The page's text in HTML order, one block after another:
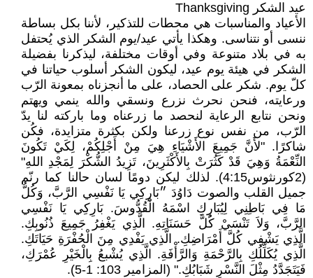
عيد الشكر Thanksgiving
الأعياد والمناسبات هي محطات للتذكير، لأننا بكل بساطة
ننسى أو نتناسى. وهكذا يأتي عيد/يوم الشكر الذي يُحتفل
به في بلاد متنوعة وفي أوقات مختلفة، ليذكرنا بفضيلة
الشكر في هيئة يوم عيد، ليكون الشكر أسلوب حياتنا في
كلّ يوم. شكر على الحصاد، على ما أنجزناه بمعونة الرّب
ورعايته، فنحن نحرث نزرع ونسقي والله ينمي ويهتم
ونحن نتابع الرعاية لنحصد ما زرعناه وما باركته لنا يدّ
الرّب، من نفس نوع زرعنا ولكن بكثرة متزايدة، فكُن
شاكرًا. "لأَنَّ جَمِيعَ الأَشْيَاءِ هِيَ مِنْ أَجْلِكُمْ، لِكَيْ تَكُونَ
النِّعْمَةُ وَهِيَ قَدْ كَثُرَتْ بِالأَكْثَرِينَ، تَزِيدُ الشُّكْرَ لِمَجْدِ اللهِ"
(2كورنثوس4:15). لذلك ليكن دومًا لسان حالنا كما رنّم
جميل القلب والصوت دَاوُدَ ״بَارِكِي يَا نَفْسِي الرَّبَّ، وَكُلُّ
مَا فِي بَاطِنِي لِيُبَارِكِ اسْمَهُ الْقُدُّوسَ. بَارِكِي يَا نَفْسِي
الرَّبَّ، وَلاَ تَنْسَيْ كُلَّ حَسَنَاتِهِ. الَّذِي يَغْفِرُ جَمِيعَ ذُنُوبِكِ.
الَّذِي يَشْفِي كُلَّ أَمْرَاضِكِ. الَّذِي يَفْدِي مِنَ الْحُفْرَةِ حَيَاتَكِ.
الَّذِي يُكَلِّلُكِ بِالرَّحْمَةِ وَالرَّأْفَةِ. الَّذِي يُشْبعُ بِالْخَيْرِ عُمْرَكِ،
فَيَتَجَدَّدُ مِثْلَ النَّسْرِ شَبَابُكِ." (المزامير 103: 1-5).